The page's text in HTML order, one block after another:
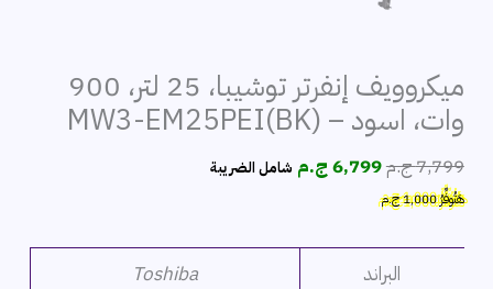
ميكروويف إنفرتر توشيبا، 25 لتر، 900
وات، اسود – MW3-EM25PEI(BK)
7,799ج.مالسعر
الأصلي
7,799 ج.م.
6,799 ج.م السعر
6,799 ج.م.
شامل الضريبة
هَتُوفِّرُ1,000ج.م
البراند
Toshiba